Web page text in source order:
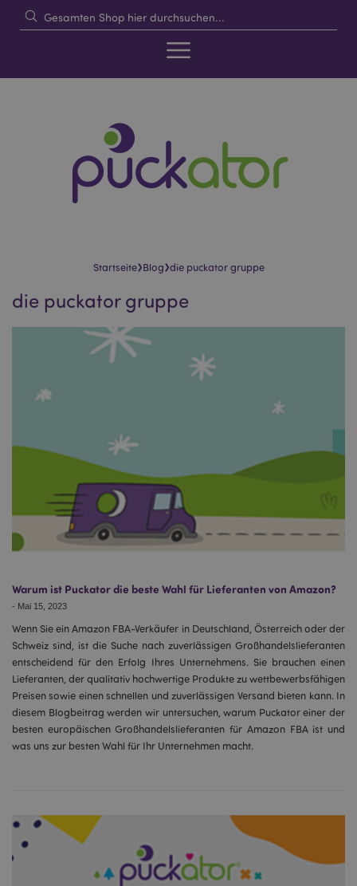
Startseite›Blog›die puckator gruppe
die puckator gruppe
Warum ist Puckator die beste Wahl für Lieferanten von Amazon?
- Mai 15, 2023
Wenn Sie ein Amazon FBA-Verkäufer in Deutschland, Österreich oder der
Schweiz sind, ist die Suche nach zuverlässigen Großhandelslieferanten
entscheidend für den Erfolg Ihres Unternehmens. Sie brauchen einen
Lieferanten, der qualitativ hochwertige Produkte zu wettbewerbsfähigen
Preisen sowie einen schnellen und zuverlässigen Versand bieten kann. In
diesem Blogbeitrag werden wir untersuchen, warum Puckator einer der
besten europäischen Großhandelslieferanten für Amazon FBA ist und
was uns zur besten Wahl für Ihr Unternehmen macht.